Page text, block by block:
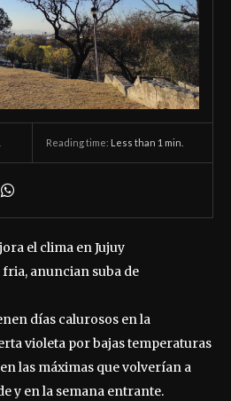
Reading time: Less than 1 min.
el clima en Jujuy
fria, anuncian suba de
días calurosos en la
violeta por bajas temperaturas
las máximas que volverían a
y en la semana entrante.